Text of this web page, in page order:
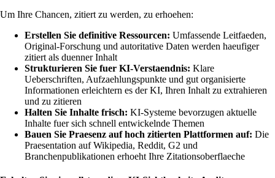
Um Ihre Chancen, zitiert zu werden, zu erhoehen:
Erstellen Sie definitive Ressourcen: Umfassende Leitfaeden,
Original-Forschung und autoritative Daten werden haeufiger
zitiert als duenner Inhalt
Strukturieren Sie fuer KI-Verstaendnis: Klare
Ueberschriften, Aufzaehlungspunkte und gut organisierte
Informationen erleichtern es der KI, Ihren Inhalt zu extrahieren
und zu zitieren
Halten Sie Inhalte frisch: KI-Systeme bevorzugen aktuelle
Inhalte fuer sich schnell entwickelnde Themen
Bauen Sie Praesenz auf hoch zitierten Plattformen auf: Die
Praesentation auf Wikipedia, Reddit, G2 und
Branchenpublikationen erhoeht Ihre Zitationsoberflaeche